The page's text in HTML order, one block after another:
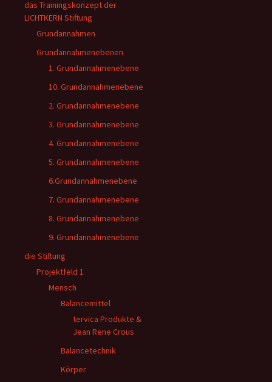
das Trainingskonzept der
LICHTKERN Stiftung
Grundannahmen
Grundannahmenebenen
1. Grundannahmenebene
10. Grundannahmenebene
2. Grundannahmenebene
3. Grundannahmenebene
4. Grundannahmenebene
5. Grundannahmenebene
6.Grundannahmenebene
7. Grundannahmenebene
8. Grundannahmenebene
9. Grundannahmenebene
die Stiftung
Projektfeld 1
Mensch
Balancemittel
tervica Produkte &
Jean Rene Crous
Balancetechnik
Körper